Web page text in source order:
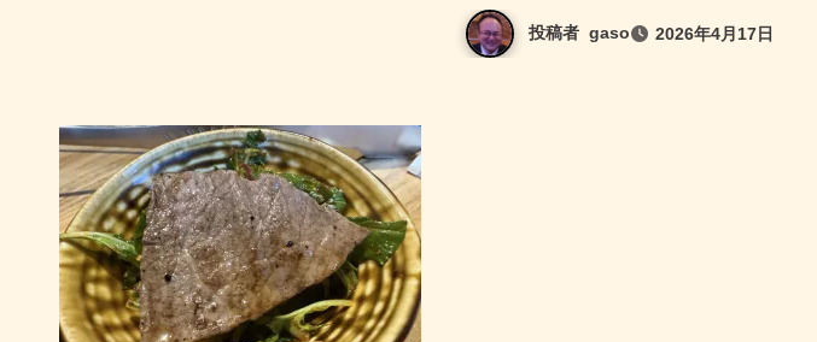
投稿者 gaso 2026年4月17日